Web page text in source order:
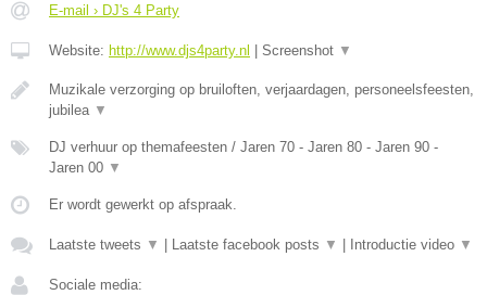
E-mail › DJ's 4 Party
Website: http://www.djs4party.nl Screenshot ▼
Muzikale verzorging op bruiloften, verjaardagen, personeelsfeesten,
jubilea ▼
DJ verhuur op themafeesten / Jaren 70 - Jaren 80 - Jaren 90 -
Jaren 00 ▼
Er wordt gewerkt op afspraak.
Laatste tweets ▼ Laatste facebook posts ▼ Introductie video ▼
Sociale media: